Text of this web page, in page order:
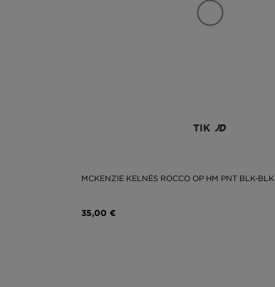
TIK
MCKENZIE KELNĖS ROCCO OP HM PNT BLK-BLK
35,00 €